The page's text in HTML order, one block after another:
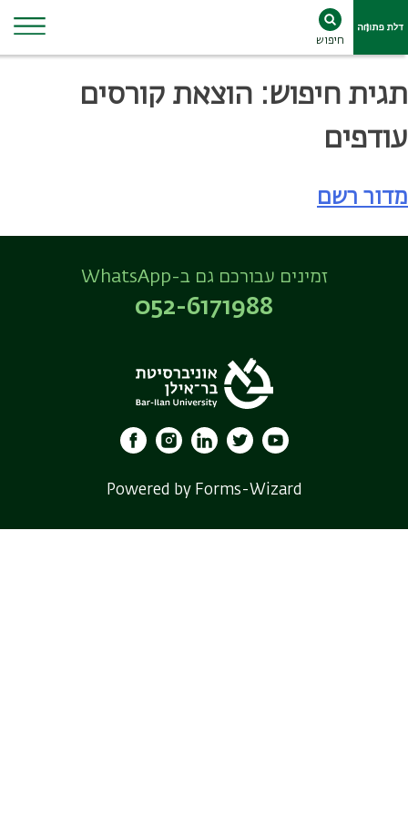
Skip
to
content
חיפוש
תגית חיפוש: הוצאת קורסים
עודפים
מדור רשם
זמינים עבורכם גם ב-WhatsApp
052-6171988
Powered by Forms-Wizard